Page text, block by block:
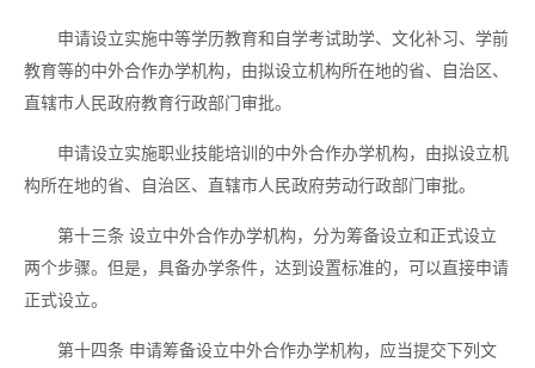
申请设立实施中等学历教育和自学考试助学、文化补习、学前
教育等的中外合作办学机构，由拟设立机构所在地的省、自治区、
直辖市人民政府教育行政部门审批。
申请设立实施职业技能培训的中外合作办学机构，由拟设立机
构所在地的省、自治区、直辖市人民政府劳动行政部门审批。
第十三条 设立中外合作办学机构，分为筹备设立和正式设立
两个步骤。但是，具备办学条件，达到设置标准的，可以直接申请
正式设立。
第十四条 申请筹备设立中外合作办学机构，应当提交下列文